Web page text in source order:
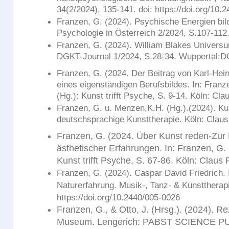
34(2/2024), 135-141. doi: https://doi.org/
Franzen, G. (2024). Psychische Energien
Psychologie in Österreich 2/2024, S.107-
Franzen, G. (2024). William Blakes
DGKT-Journal 1/2024, S.28-34.
Franzen, G. (2024. Der Beitrag von Karl-
eines eigenständigen Berufsbildes. In:
(Hg.): Kunst trifft Psyche, S. 9-14. Köln:
Franzen, G. u. Menzen,K.H. (Hg.).(2024).
deutschsprachige Kunsttherapie. Köln:
Franzen, G. (2024. Über Kunst reden-Zur
ästhetischer Erfahrungen. In: Franzen,
Kunst trifft Psyche, S. 67-86. Köln: Claus
Franzen, G. (2024). Caspar David
Naturerfahrung. Musik-, Tanz- &
https://doi.org/10.2440/005-0026
Franzen, G., & Otto, J. (Hrsg.). (2024).
Museum. Lengerich: PABST SCIENCE